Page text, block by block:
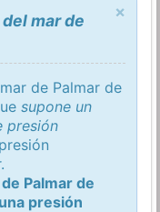
×
mar de
de Palmar de
supone un
presión
Palmar de
presión